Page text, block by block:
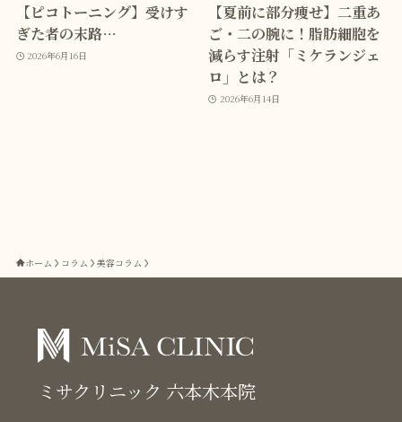
【ピコトーニング】受けす
ぎた者の末路…
2026年6月16日
【夏前に部分痩せ】二重あ
ご・二の腕に！脂肪細胞を
減らす注射「ミケランジェ
ロ」とは？
2026年6月14日
ホーム コラム 美容コラム
ミサクリニック 六本木本院